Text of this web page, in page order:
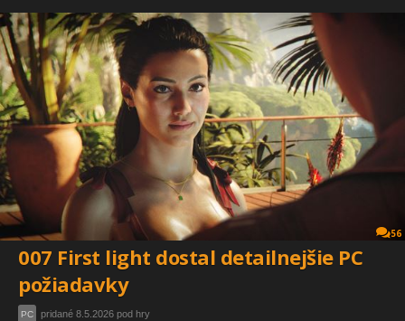
56
007 First light dostal detailnejšie PC
požiadavky
PC pridané 8.5.2026 pod hry